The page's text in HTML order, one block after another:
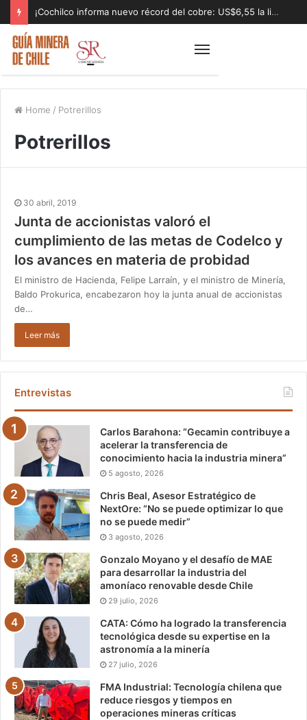
¡Cochilco informa nuevo récord del cobre: US$6,55 la libra!
Home / Potrerillos
Potrerillos
30 abril, 2019
Junta de accionistas valoró el
cumplimiento de las metas de Codelco y
los avances en materia de probidad
El ministro de Hacienda, Felipe Larraín, y el ministro de Minería,
Baldo Prokurica, encabezaron hoy la junta anual de accionistas
de…
Leer más
Entrevistas
Carlos Barahona: “Gecamin contribuye a
acelerar la transferencia de
conocimiento hacia la industria minera”
5 agosto, 2026
Chris Beal, Asesor Estratégico de
NextOre: “No se puede optimizar lo que
no se puede medir”
3 agosto, 2026
Gonzalo Moyano y el desafío de MAE
para desarrollar la industria del
amoníaco renovable desde Chile
29 julio, 2026
CATA: Cómo ha logrado la transferencia
tecnológica desde su expertise en la
astronomía a la minería
27 julio, 2026
FMA Industrial: Tecnología chilena que
reduce riesgos y tiempos en
operaciones mineras críticas